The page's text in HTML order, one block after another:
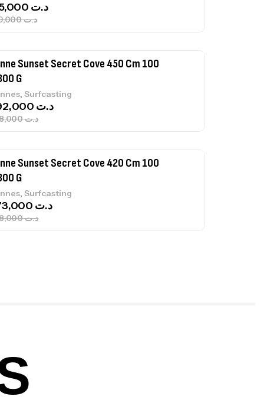
د.ت768,000
د.ت692,000
Sunset Secret Cove 420 Cm 100
G
, Surfcasting
د.ت748,000
د.ت 673,000
Jigging Sunset Massive Attack
120/250gr 30kg
, Jigging
د.ت379,000
د.ت340,000
3 Branches Inox T26S/35
bateau